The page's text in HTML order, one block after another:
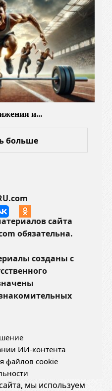
и…
больше
сайта
обязательна.
созданы с
ИИ-контента
файлов cookie
мы используем